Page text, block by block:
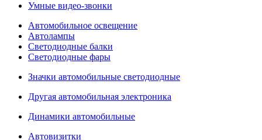
Умные видео-звонки
Автомобильное освещение
Автолампы
Светодиодные балки
Светодиодные фары
Значки автомобильные светодиодные
Другая автомобильная электроника
Динамики автомобильные
Автовизитки